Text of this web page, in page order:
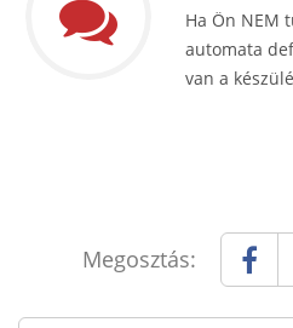
Ha Ön NEM
automata
van a
Megosztás: